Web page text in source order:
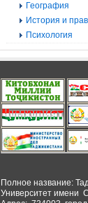
География
История и
Психология
Полное название:
Университет имени